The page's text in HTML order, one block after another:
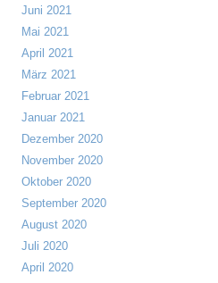
Juni 2021
Mai 2021
April 2021
März 2021
Februar 2021
Januar 2021
Dezember 2020
November 2020
Oktober 2020
September 2020
August 2020
Juli 2020
April 2020